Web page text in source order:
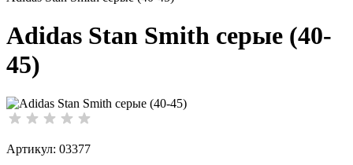
Adidas Stan Smith серые (40-
45)
Артикул: 03377